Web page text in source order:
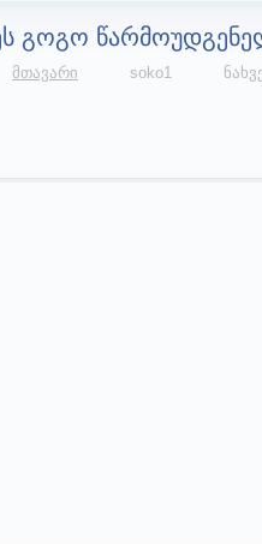
გოგო
მთავარი soko1